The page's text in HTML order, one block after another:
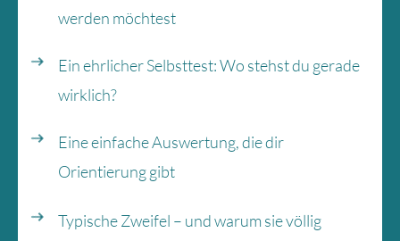
werden möchtest
Ein ehrlicher Selbsttest: Wo stehst du gerade
wirklich?
Eine einfache Auswertung, die dir
Orientierung gibt
Typische Zweifel – und warum sie völlig